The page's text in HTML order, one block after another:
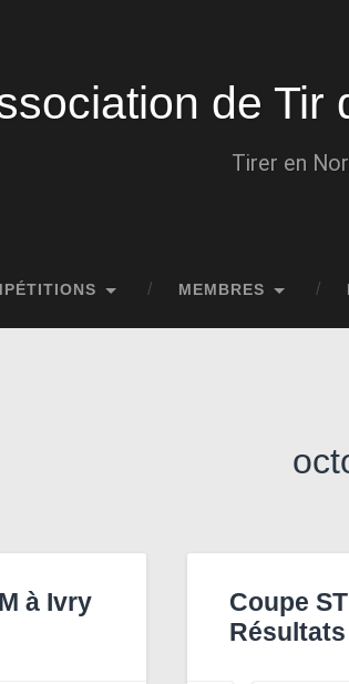
de Tir
Tirer en
MEMBRES
à Ivry
Coupe
Résultats